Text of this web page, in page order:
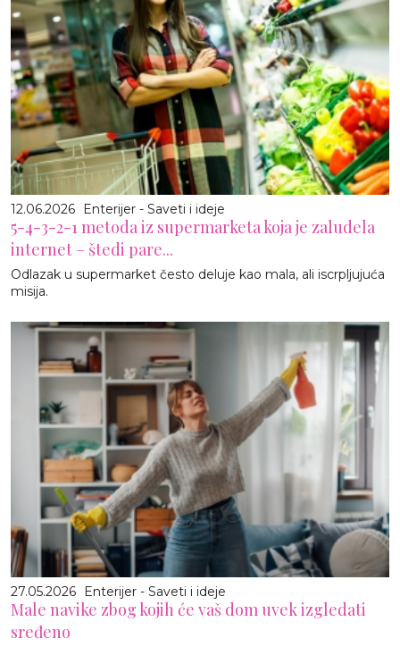
12.06.2026 Enterijer - Saveti i ideje
5-4-3-2-1 metoda iz supermarketa koja je zaludela
internet – štedi pare...
Odlazak u supermarket često deluje kao mala, ali iscrpljujuća
misija.
27.05.2026 Enterijer - Saveti i ideje
Male navike zbog kojih će vaš dom uvek izgledati
sređeno